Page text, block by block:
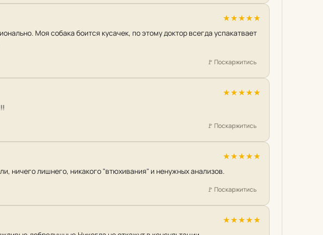
★★★★★
Моя собака боится кусачек, по этому доктор всегда успакатвает
🚩 Поскаржитись
★★★★★
🚩 Поскаржитись
★★★★★
ничего лишнего, никакого "втюхивания" и ненужных анализов.
🚩 Поскаржитись
★★★★★